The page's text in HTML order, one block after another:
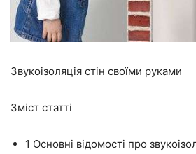
Звукоізоляція стін своїми руками
Зміст статті
1 Основні відомості про